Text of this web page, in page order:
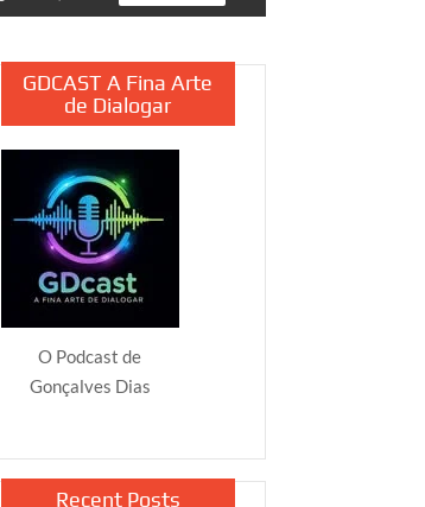
GDCAST A Fina Arte
de Dialogar
O Podcast de
Gonçalves Dias
Recent Posts